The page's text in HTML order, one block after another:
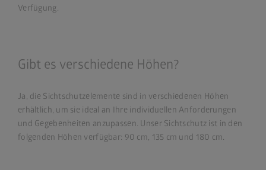
Verfügung.
Gibt es verschiedene Höhen?
Ja, die Sichtschutzelemente sind in verschiedenen Höhen
erhältlich, um sie ideal an Ihre individuellen Anforderungen
und Gegebenheiten anzupassen. Unser Sichtschutz ist in den
folgenden Höhen verfügbar: 90 cm, 135 cm und 180 cm.